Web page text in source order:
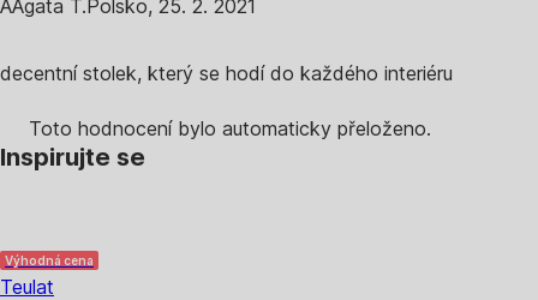
AAgata T.Polsko, 25. 2. 2021
decentní stolek, který se hodí do každého interiéru
Toto hodnocení bylo automaticky přeloženo.
Inspirujte se
Výhodná cena
Teulat